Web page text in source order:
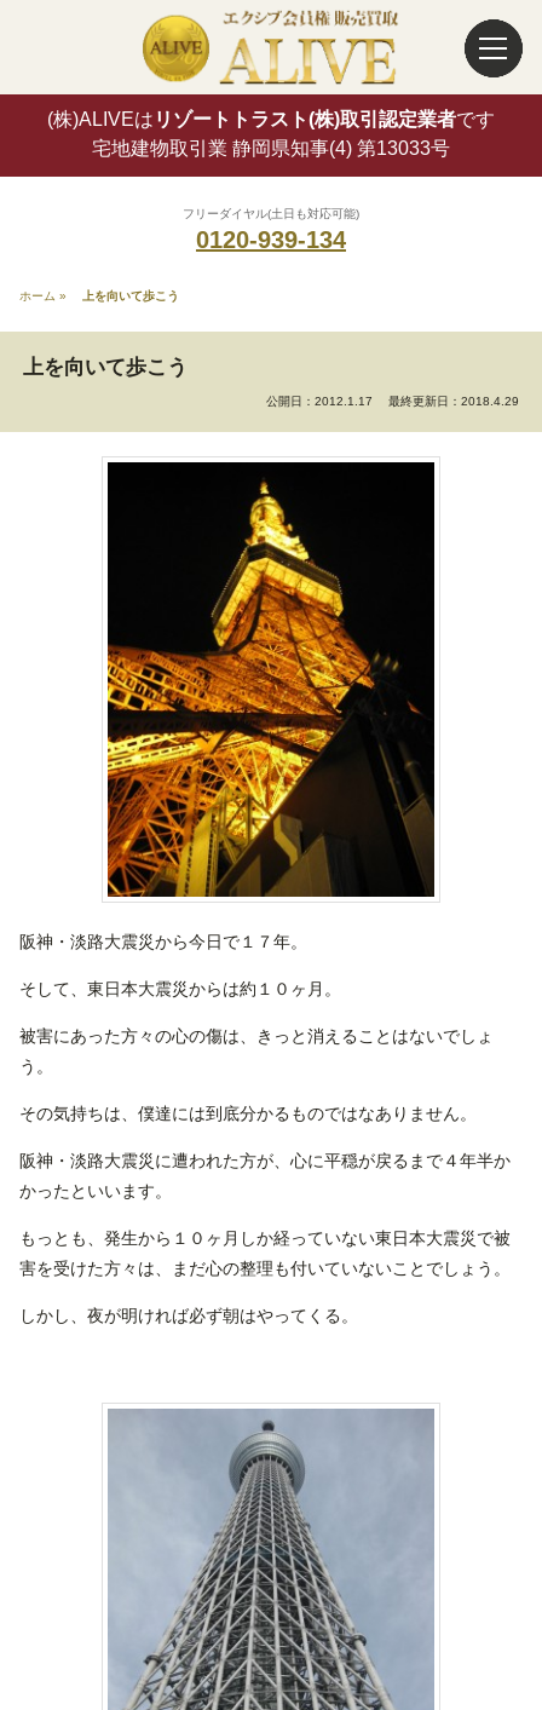
(株)ALIVEは リゾートトラスト(株)取引認定業者です
宅地建物取引業 静岡県知事(4) 第13033号
フリーダイヤル(土日も対応可能)
0120-939-134
ホーム » 上を向いて歩こう
上を向いて歩こう
公開日：2012.1.17 最終更新日：2018.4.29
阪神・淡路大震災から今日で１７年。
そして、東日本大震災からは約１０ヶ月。
被害にあった方々の心の傷は、きっと消えることはないでしょ
う。
その気持ちは、僕達には到底分かるものではなありません。
阪神・淡路大震災に遭われた方が、心に平穏が戻るまで４年半か
かったといいます。
もっとも、発生から１０ヶ月しか経っていない東日本大震災で被
害を受けた方々は、まだ心の整理も付いていないことでしょう。
しかし、夜が明ければ必ず朝はやってくる。